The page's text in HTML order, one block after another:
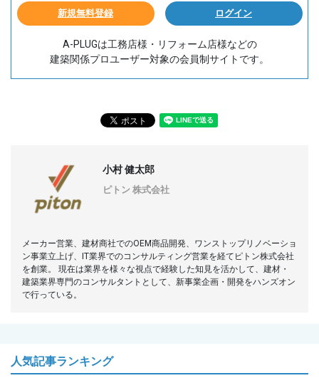
新規無料登録 ログイン
A-PLUGは工務店様・リフォーム店様などの
建築関係プロユーザー対象の会員制サイトです。
小村 健太郎
ピトン 株式会社
メーカー営業、建材商社でのOEM商品開発、ワンストップリノベーショ
ン事業立上げ、IT業界でのコンサルティング営業を経てピトン株式会社
を創業。 現在は業界を様々な視点で経験した知見を活かして、建材・
建築業界専門のコンサルタントとして、新事業企画・開発をハンズオン
で行っている。
人気記事ランキング